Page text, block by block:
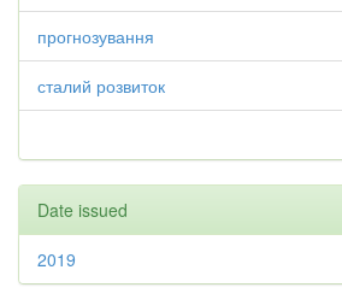
прогнозування
сталий розвиток
Date issued
2019